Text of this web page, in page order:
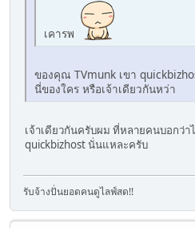
เคารพ
ของคุณ TVmunk เขา
นี่ของใคร หรือเจ้าเดียวกันหว่า
เจ้าเดียวกันครับผม ที่หลายคนบอกว่
quickbizhost นั่นแหละครับ
รับจ้างปั่นยอดคนดูไลฟ์สด!!